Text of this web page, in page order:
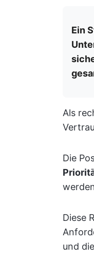
Ein
Als
Die
Diese
und